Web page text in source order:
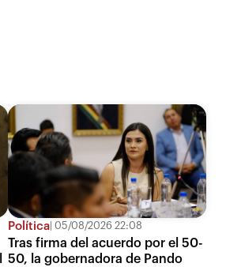
Política 05/08/2026 22:08
Tras firma del acuerdo por el 50-
50, la gobernadora de Pando